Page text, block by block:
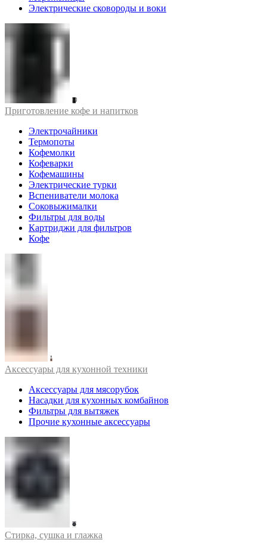
Электрические сковороды и воки
Приготовление кофе и напитков
Электрочайники
Термопоты
Кофемолки
Кофеварки
Кофемашины
Электрические турки
Вспениватели молока
Соковыжималки
Фильтры для воды
Картриджи для фильтров
Кофе
Аксессуары для кухонной техники
Аксессуары для мясорубок
Насадки для кухонных комбайнов
Фильтры для вытяжек
Прочие кухонные аксессуары
Стирка, сушка и глажка